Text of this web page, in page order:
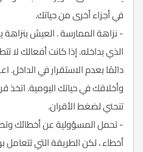
في أجزاء أخرى من حياتك.
- نزاهة الممارسة . العيش
الذي بداخله. إذا كانت أفعالك
دائمًا بعدم الاستقرار في
وأخلاقك في حياتك اليومية. اتخذ
تنحني لضغط الأقران.
- تحمل المسؤولية عن أخطائك
أخطاء ، لكن الطريقة التي